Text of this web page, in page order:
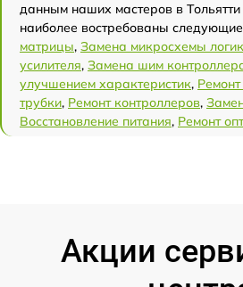
данным наших мастеров в
наиболее востребованы следующие
матрицы, Замена микросхемы
усилителя, Замена шим
улучшением характеристик,
трубки, Ремонт контроллеров,
Восстановление питания, Ремонт
Акции